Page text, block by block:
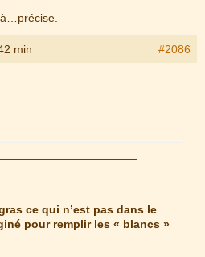
min #2086
ce qui n’est pas dans le
pour remplir les « blancs »